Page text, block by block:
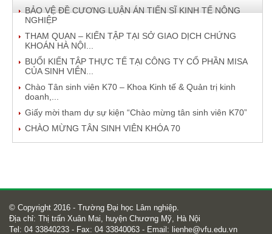
BẢO VỆ ĐỀ CƯƠNG LUẬN ÁN TIẾN SĨ KINH TẾ NÔNG
NGHIỆP
THAM QUAN – KIẾN TẬP TẠI SỞ GIAO DỊCH CHỨNG
KHOÁN HÀ NỘI...
BUỔI KIẾN TẬP THỰC TẾ TẠI CÔNG TY CỔ PHẦN MISA
CỦA SINH VIÊN...
Chào Tân sinh viên K70 – Khoa Kinh tế & Quản trị kinh
doanh,...
Giấy mời tham dự sự kiện “Chào mừng tân sinh viên K70”
CHÀO MỪNG TÂN SINH VIÊN KHÓA 70
© Copyright 2016 - Trường Đại học Lâm nghiệp.
Địa chỉ: Thị trấn Xuân Mai, huyện Chương Mỹ, Hà Nội
Tel: 04 33840233 - Fax: 04 33840063 - Email: lienhe@vfu.edu.vn